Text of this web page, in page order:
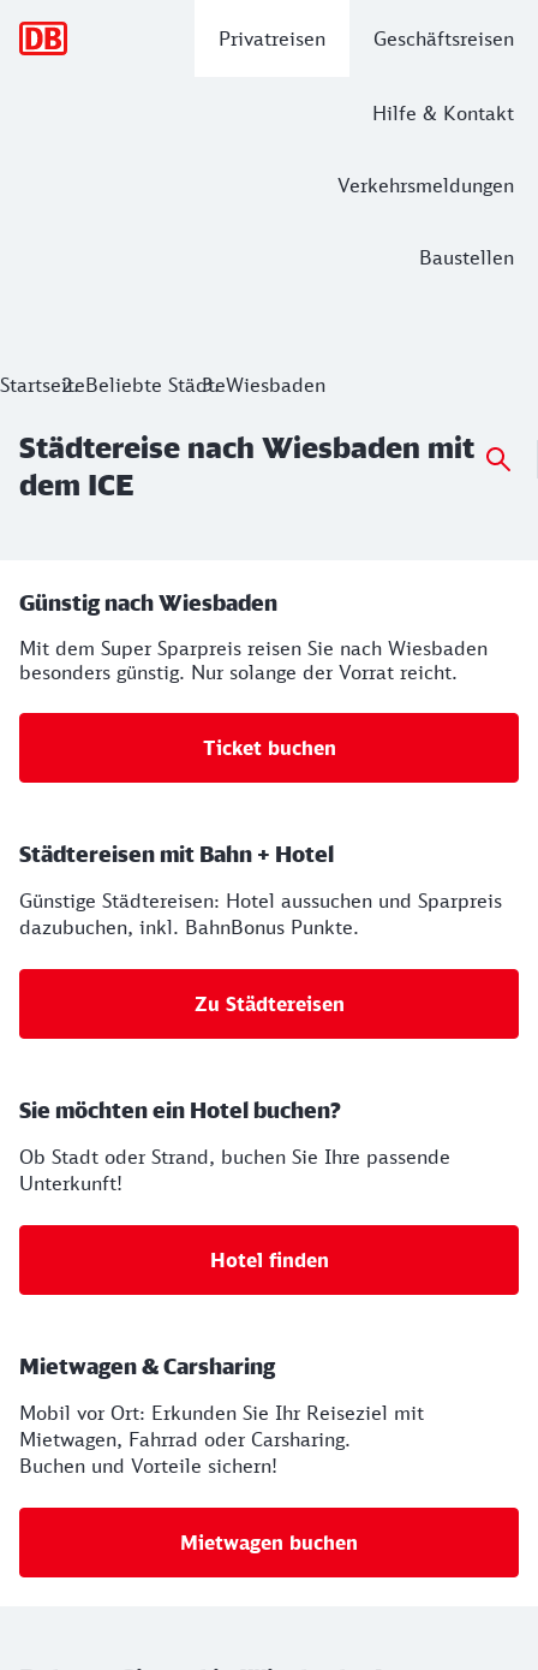
Privatreisen Geschäftsreisen
Hilfe & Kontakt
Verkehrsmeldungen
Baustellen
StartseiteBeliebte StädteWiesbaden
Städtereise nach Wiesbaden mit
dem ICE
Ihre Buchungsmöglichkeiten
Günstig nach Wiesbaden
Mit dem Super Sparpreis reisen Sie nach Wiesbaden
besonders günstig. Nur solange der Vorrat reicht.
Ticket buchen
Städtereisen mit Bahn + Hotel
Günstige Städtereisen: Hotel aussuchen und Sparpreis
dazubuchen, inkl. BahnBonus Punkte.
Zu Städtereisen
Sie möchten ein Hotel buchen?
Ob Stadt oder Strand, buchen Sie Ihre passende
Unterkunft!
Hotel finden
Mietwagen & Carsharing
Mobil vor Ort: Erkunden Sie Ihr Reiseziel mit
Mietwagen, Fahrrad oder Carsharing.
Buchen und Vorteile sichern!
Mietwagen buchen